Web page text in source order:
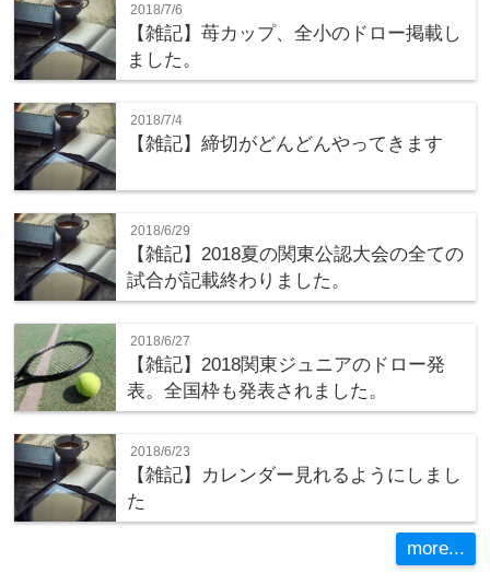
2018/7/6
【雑記】苺カップ、全小のドロー掲載し
ました。
2018/7/4
【雑記】締切がどんどんやってきます
2018/6/29
【雑記】2018夏の関東公認大会の全ての
試合が記載終わりました。
2018/6/27
【雑記】2018関東ジュニアのドロー発
表。全国枠も発表されました。
2018/6/23
【雑記】カレンダー見れるようにしまし
た
more...